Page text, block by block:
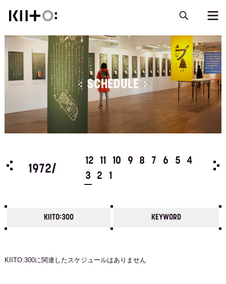
SCHEDULE
4
1972/
12 11 10 9 8 7 6 5
4
3
2 1
KIITO:300 KEYWORD
KIITO:300に関連したスケジュールはありません